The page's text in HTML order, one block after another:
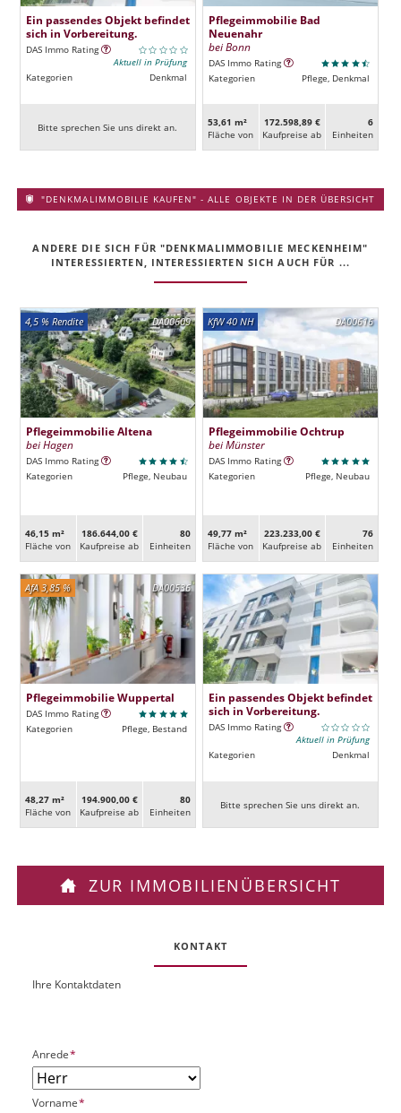
Ein passendes Objekt befindet
sich in Vorbereitung.
DAS Immo Rating
Aktuell in Prüfung
Kategorien
Denkmal
Bitte sprechen Sie uns direkt an.
Pflegeimmobilie Bad
Neuenahr
bei Bonn
DAS Immo Rating
Kategorien
Pflege, Denkmal
53,61 m²
Fläche von
172.598,89 €
Kaufpreise ab
6
Ein­heiten
"DENKMALIMMOBILIE KAUFEN" - ALLE OBJEKTE IN DER ÜBERSICHT
ANDERE DIE SICH FÜR "DENKMALIMMOBILIE MECKENHEIM"
INTERESSIERTEN, INTERESSIERTEN SICH AUCH FÜR ...
DA00609
4,5 % Rendite
Pflegeimmobilie Altena
bei Hagen
DAS Immo Rating
Kategorien
Pflege, Neubau
46,15 m²
Fläche von
186.644,00 €
Kaufpreise ab
80
Ein­heiten
DA00616
KfW 40 NH
Pflegeimmobilie Ochtrup
bei Münster
DAS Immo Rating
Kategorien
Pflege, Neubau
49,77 m²
Fläche von
223.233,00 €
Kaufpreise ab
76
Ein­heiten
DA00536
AfA 3,85 %
Pflegeimmobilie Wuppertal
DAS Immo Rating
Kategorien
Pflege, Bestand
48,27 m²
Fläche von
194.900,00 €
Kaufpreise ab
80
Ein­heiten
Ein passendes Objekt befindet
sich in Vorbereitung.
DAS Immo Rating
Aktuell in Prüfung
Kategorien
Denkmal
Bitte sprechen Sie uns direkt an.
ZUR IMMOBILIENÜBERSICHT
KONTAKT
O
k
P
UIhre Kontaktdaten
P
f
l
i
Anrede*
P
Vorname*